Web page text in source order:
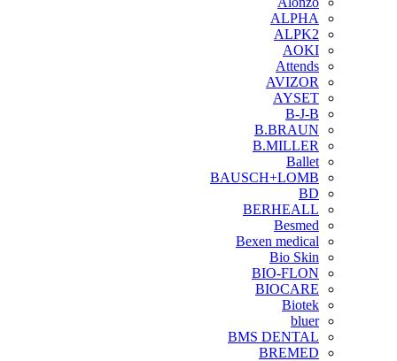
ALPHA
ALPK2
AOKI
Attends
AVIZOR
AYSET
B-J-B
B.BRAUN
B.MILLER
Ballet
BAUSCH+LOMB
BD
BERHEALL
Besmed
Bexen medical
Bio Skin
BIO-FLON
BIOCARE
Biotek
bluer
BMS DENTAL
BREMED